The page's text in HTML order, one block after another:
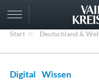
Start Deutschland &
Digital Wissen